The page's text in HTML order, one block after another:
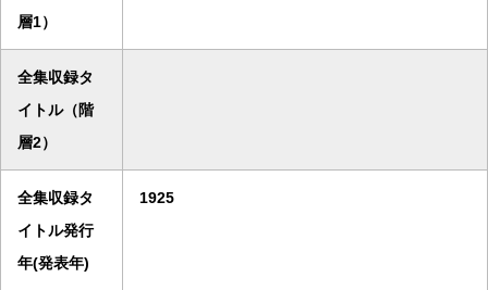
層1）
全集収録タ
イトル（階
層2）
全集収録タ
イトル発行
年(発表年)
1925